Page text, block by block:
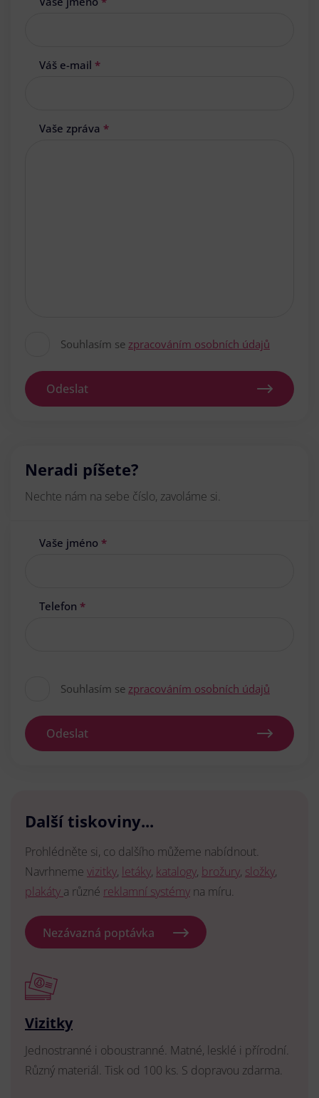
Váš e-mail *
Vaše zpráva *
Souhlasím se zpracováním osobních údajů
Odeslat
Neradi píšete?
Nechte nám na sebe číslo, zavoláme si.
Vaše jméno *
Telefon *
Souhlasím se zpracováním osobních údajů
Odeslat
Další tiskoviny...
Prohlédněte si, co dalšího můžeme nabídnout.
Navrhneme vizitky, letáky, katalogy, brožury, složky,
plakáty a různé reklamní systémy na míru.
Nezávazná poptávka
Vizitky
Jednostranné i oboustranné. Matné, lesklé i přírodní.
Různý materiál. Tisk od 100 ks. S dopravou zdarma.